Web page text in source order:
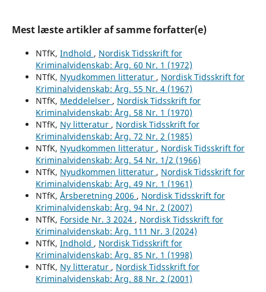
Mest læste artikler af samme forfatter(e)
NTfK, Indhold , Nordisk Tidsskrift for
Kriminalvidenskab: Årg. 60 Nr. 1 (1972)
NTfK, Nyudkommen litteratur , Nordisk Tidsskrift for
Kriminalvidenskab: Årg. 55 Nr. 4 (1967)
NTfK, Meddelelser , Nordisk Tidsskrift for
Kriminalvidenskab: Årg. 58 Nr. 1 (1970)
NTfK, Ny litteratur , Nordisk Tidsskrift for
Kriminalvidenskab: Årg. 72 Nr. 2 (1985)
NTfK, Nyudkommen litteratur , Nordisk Tidsskrift for
Kriminalvidenskab: Årg. 54 Nr. 1/2 (1966)
NTfK, Nyudkommen litteratur , Nordisk Tidsskrift for
Kriminalvidenskab: Årg. 49 Nr. 1 (1961)
NTfK, Årsberetning 2006 , Nordisk Tidsskrift for
Kriminalvidenskab: Årg. 94 Nr. 2 (2007)
NTfK, Forside Nr. 3 2024 , Nordisk Tidsskrift for
Kriminalvidenskab: Årg. 111 Nr. 3 (2024)
NTfK, Indhold , Nordisk Tidsskrift for
Kriminalvidenskab: Årg. 85 Nr. 1 (1998)
NTfK, Ny litteratur , Nordisk Tidsskrift for
Kriminalvidenskab: Årg. 88 Nr. 2 (2001)